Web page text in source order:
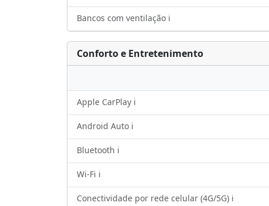
Bancos com ventilação ℹ️
Conforto e Entretenimento
Apple CarPlay ℹ️
Android Auto ℹ️
Bluetooth ℹ️
Wi-Fi ℹ️
Conectividade por rede celular (4G/5G) ℹ️